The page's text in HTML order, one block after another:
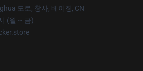
도로, 창사, 베이징, CN
(월 ~ 금)